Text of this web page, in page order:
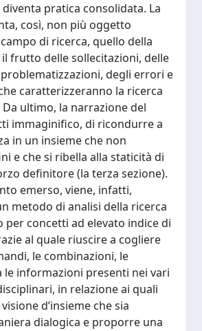
pratica consolidata. La
così, non più oggetto
di ricerca, quello della
il frutto delle sollecitazioni, delle
degli errori e
caratterizzeranno la ricerca
ultimo, la narrazione del
immaginifico, di ricondurre a
in un insieme che non
e che si ribella alla staticità di
definitore (la terza sezione).
emerso, viene, infatti,
metodo di analisi della ricerca
per concetti ad elevato indice di
al quale riuscire a cogliere
le combinazioni, le
le informazioni presenti nei vari
in relazione ai quali
d’insieme che sia
dialogica e proporre una